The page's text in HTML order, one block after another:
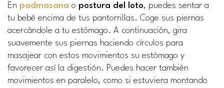
En padmasana o postura del loto, puedes sentar a
tu bebé encima de tus pantorrillas. Coge sus piernas
acercándole a tu estómago. A continuación, gira
suavemente sus piernas haciendo círculos para
masajear con estos movimientos su estómago y
favorecer así la digestión. Puedes hacer también
movimientos en paralelo, como si estuviera montando